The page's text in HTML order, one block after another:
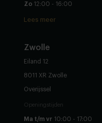
Zo 12:00 - 16:00
Lees meer
Zwolle
Eiland 12
8011 XR Zwolle
Overijssel
Openingstijden
Ma t/m vr 10:00 - 17:00